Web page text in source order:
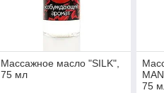
Массажное масло "SILK",
75 мл
75